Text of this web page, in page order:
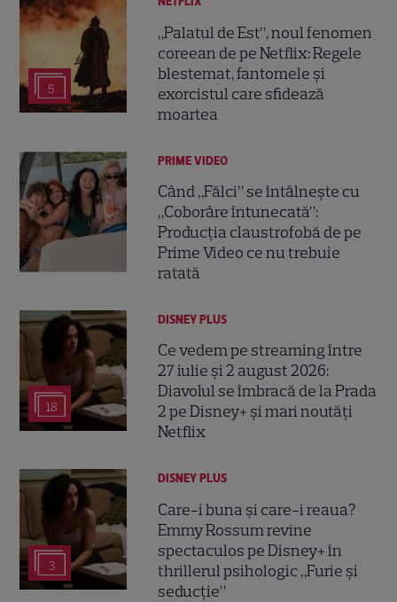
5
„Palatul de Est”, noul fenomen
coreean de pe Netflix: Regele
blestemat, fantomele și
exorcistul care sfidează
moartea
PRIME VIDEO
Când „Fălci” se întâlnește cu
„Coborâre întunecată”:
Producția claustrofobă de pe
Prime Video ce nu trebuie
ratată
18
DISNEY PLUS
Ce vedem pe streaming între
27 iulie și 2 august 2026:
Diavolul se îmbracă de la Prada
2 pe Disney+ și mari noutăți
Netflix
3
DISNEY PLUS
Care-i buna și care-i reaua?
Emmy Rossum revine
spectaculos pe Disney+ în
thrillerul psihologic „Furie și
seducție”